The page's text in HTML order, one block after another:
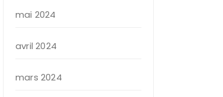
mai 2024
avril 2024
mars 2024